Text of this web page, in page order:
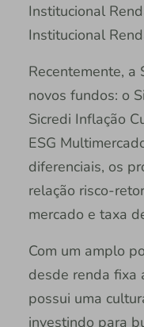
Institucional
Institucional
Recentemente, a
novos fundos: o
Sicredi Inflação
ESG
diferenciais, os
relação risco-
mercado e taxa
Com um amplo
desde renda fixa
possui uma
investindo para